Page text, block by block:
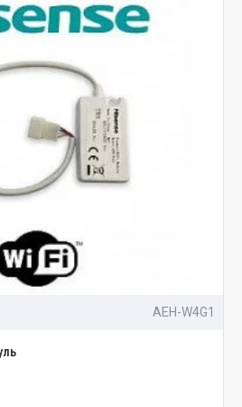
AEH-W4G1